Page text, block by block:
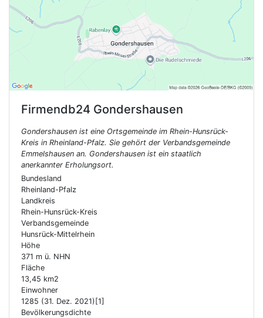
Firmendb24 Gondershausen
Gondershausen ist eine Ortsgemeinde im Rhein-Hunsrück-
Kreis in Rheinland-Pfalz. Sie gehört der Verbandsgemeinde
Emmelshausen an. Gondershausen ist ein staatlich
anerkannter Erholungsort.
Bundesland
Rheinland-Pfalz
Landkreis
Rhein-Hunsrück-Kreis
Verbandsgemeinde
Hunsrück-Mittelrhein
Höhe
371 m ü. NHN
Fläche
13,45 km2
Einwohner
1285 (31. Dez. 2021)[1]
Bevölkerungsdichte